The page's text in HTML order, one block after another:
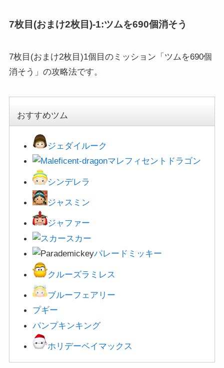
7枚目(おまけ2枚目)-1:ツムを690個消そう
7枚目(おまけ2枚目)1個目のミッション「ツムを690個
消そう」の攻略法です。
おすすめツム
ジェダイルーク
マレフィセントドラゴン
シンデレラ
ジャスミン
ジャファー
スカー
パレードミッキー
クルーズラミレス
ブルーフェアリー
プギー
パンプキンキング
ホリデーベイマックス